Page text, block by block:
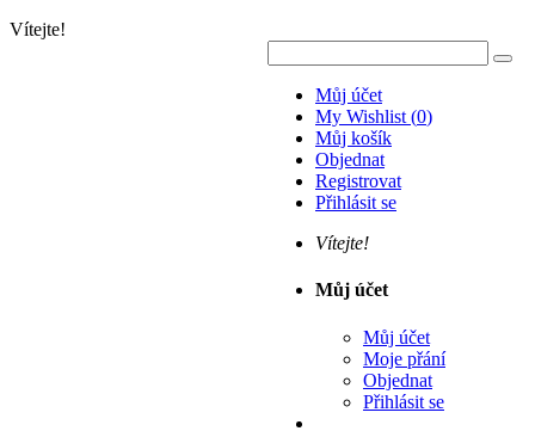
Vítejte!
Můj účet
My Wishlist (0)
Můj košík
Objednat
Registrovat
Přihlásit se
Vítejte!
Můj účet
Můj účet
Moje přání
Objednat
Přihlásit se